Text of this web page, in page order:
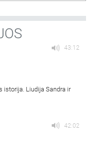
43:12
istorija. Liudija Sandra ir
42:02